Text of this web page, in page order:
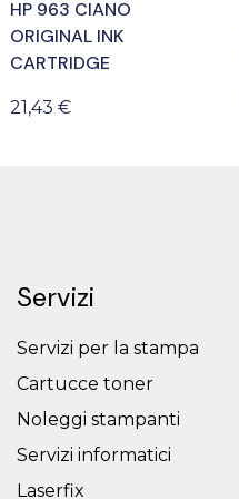
HP 963 CIANO
ORIGINAL INK
CARTRIDGE
21,43 €
Servizi
Servizi per la stampa
Cartucce toner
Noleggi stampanti
Servizi informatici
Laserfix